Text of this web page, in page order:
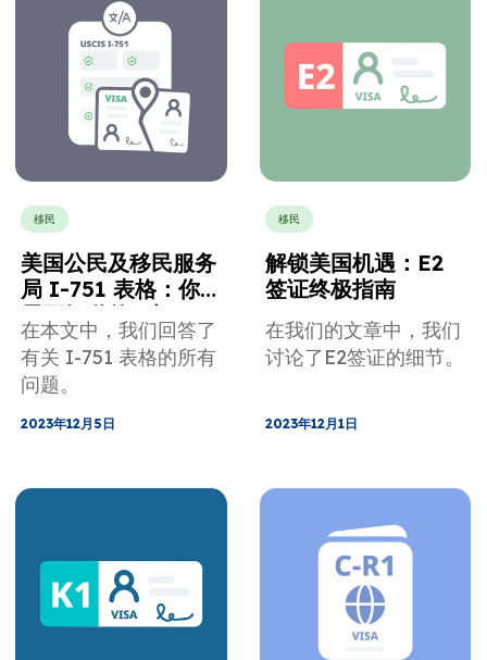
移民
美国公民及移民服务
局 I-751 表格：你
需要知道的一切
在本文中，我们回答了
有关 I-751 表格的所有
问题。
2023年12月5日
移民
解锁美国机遇：E2
签证终极指南
在我们的文章中，我们
讨论了E2签证的细节。
2023年12月1日